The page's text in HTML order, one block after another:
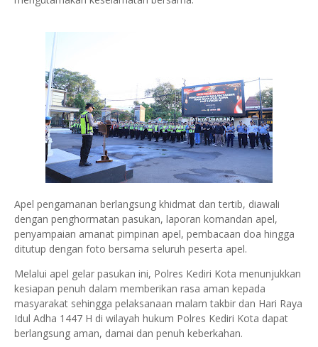
Apel pengamanan berlangsung khidmat dan tertib, diawali
dengan penghormatan pasukan, laporan komandan apel,
penyampaian amanat pimpinan apel, pembacaan doa hingga
ditutup dengan foto bersama seluruh peserta apel.
Melalui apel gelar pasukan ini, Polres Kediri Kota menunjukkan
kesiapan penuh dalam memberikan rasa aman kepada
masyarakat sehingga pelaksanaan malam takbir dan Hari Raya
Idul Adha 1447 H di wilayah hukum Polres Kediri Kota dapat
berlangsung aman, damai dan penuh keberkahan.